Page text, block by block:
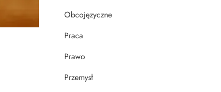
Obcojęzyczne
Praca
Prawo
Przemysł